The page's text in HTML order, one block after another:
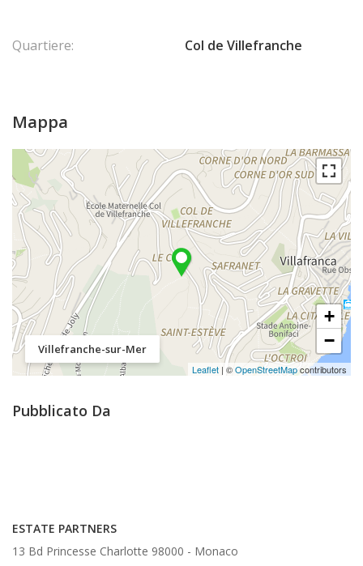
Quartiere: Col de Villefranche
Mappa
Villefranche-sur-Mer
+
−
Leaflet | ©OpenStreetMapcontributors
Pubblicato Da
ESTATE PARTNERS
13 Bd Princesse Charlotte 98000 - Monaco